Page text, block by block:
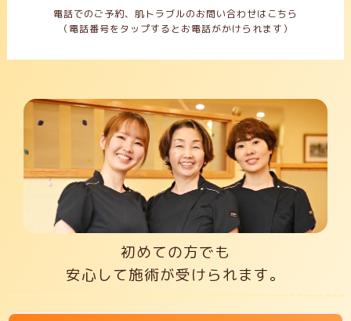
電話でのご予約、肌トラブルのお問い合わせはこちら
（電話番号をタップするとお電話がかけられます）
初めての方でも
安心して施術が受けられます。